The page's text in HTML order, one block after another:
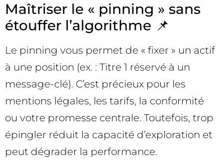
Maîtriser le « pinning » sans
étouffer l’algorithme 📌
Le pinning vous permet de « fixer » un actif
à une position (ex. : Titre 1 réservé à un
message-clé). C’est précieux pour les
mentions légales, les tarifs, la conformité
ou votre promesse centrale. Toutefois, trop
épingler réduit la capacité d’exploration et
peut dégrader la performance.